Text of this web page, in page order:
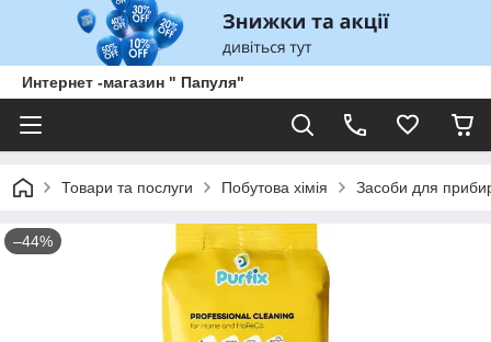
Интернет -магазин " Папуля"
Товари та послуги Побутова хімія Засоби для
–44%